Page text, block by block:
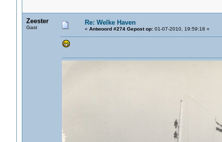
Zeester
Gast
Re: Welke Haven
« Antwoord #274 Gepost op:01-07-2010, 19:59:18 »